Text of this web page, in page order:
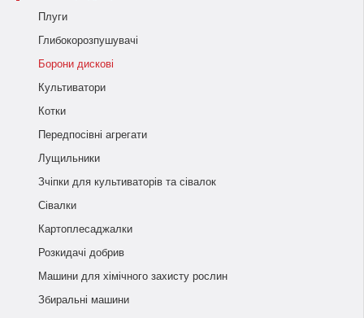
Плуги
Глибокорозпушувачі
Борони дискові
Культиватори
Котки
Передпосівні агрегати
Лущильники
Зчіпки для культиваторів та сівалок
Сівалки
Картоплесаджалки
Розкидачі добрив
Машини для хімічного захисту рослин
Збиральні машини